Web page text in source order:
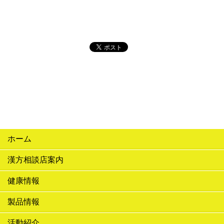
ホーム
漢方相談店案内
健康情報
製品情報